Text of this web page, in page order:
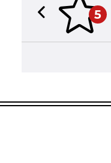
5
Previous slide